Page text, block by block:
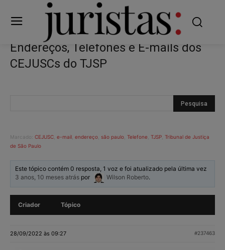
Endereços, Telefones e E-mails dos
CEJUSCs do TJSP
Marcado: CEJUSC e-mail endereço são paulo Telefone TJSP Tribunal de Justiça
de São Paulo
Este tópico contém 0 resposta, 1 voz e foi atualizado pela última vez
3 anos, 10 meses atrás por Wilson Roberto.
Criador Tópico
28/09/2022 às 09:27 #237463